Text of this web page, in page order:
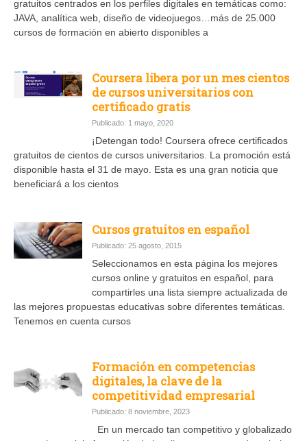
gratuitos centrados en los perfiles digitales en temáticas como:
JAVA, analítica web, diseño de videojuegos…más de 25.000
cursos de formación en abierto disponibles a
Coursera libera por un mes cientos
de cursos universitarios con
certificado gratis
Publicado: 1 mayo, 2020
¡Detengan todo! Coursera ofrece certificados
gratuitos de cientos de cursos universitarios. La promoción está
disponible hasta el 31 de mayo. Esta es una gran noticia que
beneficiará a los cientos
Cursos gratuitos en español
Publicado: 25 agosto, 2015
Seleccionamos en esta página los mejores
cursos online y gratuitos en español, para
compartirles una lista siempre actualizada de
las mejores propuestas educativas sobre diferentes temáticas.
Tenemos en cuenta cursos
Formación en competencias
digitales, la clave de la
competitividad empresarial
Publicado: 8 noviembre, 2023
En un mercado tan competitivo y globalizado